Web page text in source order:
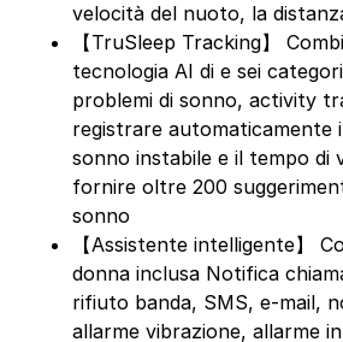
velocità del nuoto, la
【TruSleep Tracking】
tecnologia AI di e sei
problemi di sonno, activity
registrare automaticamente
sonno instabile e il tempo di
fornire oltre 200
sonno
【Assistente intelligente】
donna inclusa Notifica
rifiuto banda, SMS, e-mail,
allarme vibrazione, allarme